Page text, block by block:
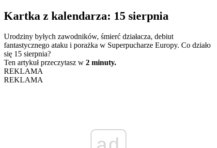
Kartka z kalendarza: 15 sierpnia
Urodziny byłych zawodników, śmierć działacza, debiut
fantastycznego ataku i porażka w Superpucharze Europy. Co działo
się 15 sierpnia?
Ten artykuł przeczytasz w 2 minuty.
REKLAMA
REKLAMA